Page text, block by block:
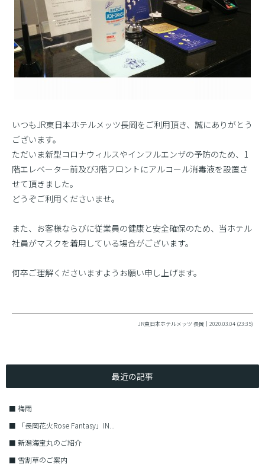
いつもJR東日本ホテルメッツ長岡をご利用頂き、誠にありがとう
ございます。
ただいま新型コロナウィルスやインフルエンザの予防のため、1
階エレベーター前及び3階フロントにアルコール消毒液を設置さ
せて頂きました。
どうぞご利用くださいませ。
また、お客様ならびに従業員の健康と安全確保のため、当ホテル
社員がマスクを着用している場合がございます。
何卒ご理解くださいますようお願い申し上げます。
JR東日本ホテルメッツ 長岡｜2020.03.04 (23:35)
最近の記事
■ 梅雨
■
「長岡花火Rose Fantasy」IN...
■ 新潟海宝丸のご紹介
■ 雪割草のご案内